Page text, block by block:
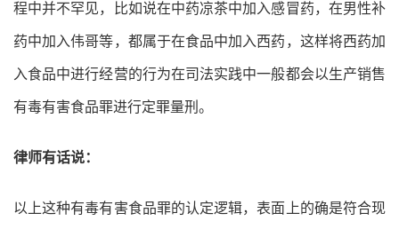
程中并不罕见，比如说在中药凉茶中加入感冒药，在男性补
药中加入伟哥等，都属于在食品中加入西药，这样将西药加
入食品中进行经营的行为在司法实践中一般都会以生产销售
有毒有害食品罪进行定罪量刑。
律师有话说：
以上这种有毒有害食品罪的认定逻辑，表面上的确是符合现